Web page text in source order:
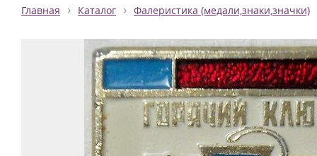
Главная › Каталог › Фалеристика (медали,знаки,значки)